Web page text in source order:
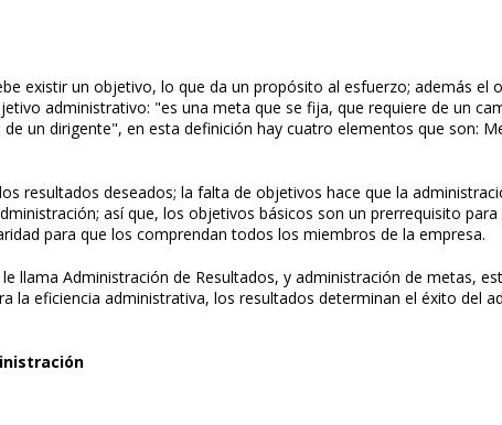
existir un objetivo, lo que da un propósito al esfuerzo; además el
administrativo: "es una meta que se fija, que requiere de un
un dirigente", en esta definición hay cuatro elementos que son:
resultados deseados; la falta de objetivos hace que la
así que, los objetivos básicos son un prerrequisito
para que los comprendan todos los miembros de la empresa.
llama Administración de Resultados, y administración de metas,
la eficiencia administrativa, los resultados determinan el éxito del